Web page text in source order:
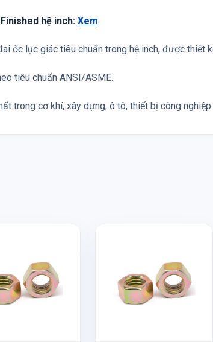
hệ inch: Xem
ốc lục giác tiêu chuẩn trong hệ inch, được thiết
tiêu chuẩn ANSI/ASME.
trong cơ khí, xây dựng, ô tô, thiết bị công nghiệp